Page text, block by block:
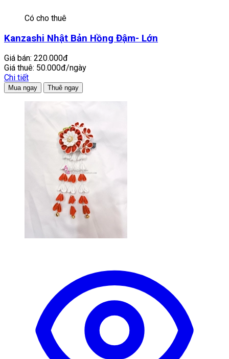
Có cho thuê
Kanzashi Nhật Bản Hồng Đậm- Lớn
Giá bán: 220.000đ
Giá thuê: 50.000đ/ngày
Chi tiết
Mua ngay Thuê ngay